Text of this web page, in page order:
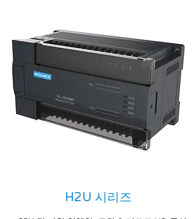
H2U 시리즈